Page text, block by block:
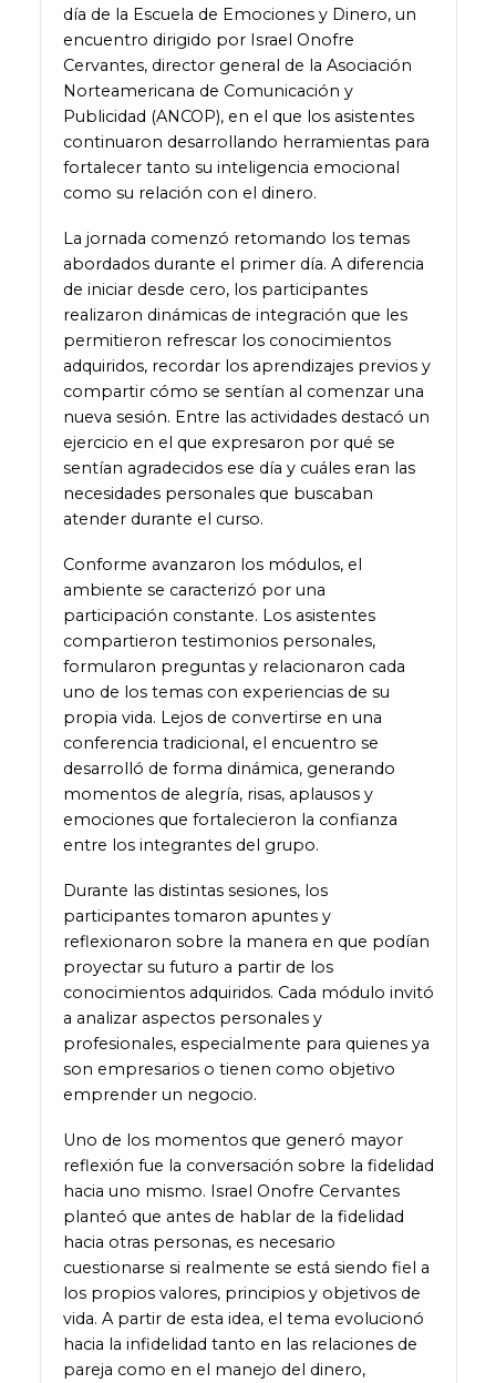
día de la Escuela de Emociones y Dinero, un
encuentro dirigido por Israel Onofre
Cervantes, director general de la Asociación
Norteamericana de Comunicación y
Publicidad (ANCOP), en el que los asistentes
continuaron desarrollando herramientas para
fortalecer tanto su inteligencia emocional
como su relación con el dinero.
La jornada comenzó retomando los temas
abordados durante el primer día. A diferencia
de iniciar desde cero, los participantes
realizaron dinámicas de integración que les
permitieron refrescar los conocimientos
adquiridos, recordar los aprendizajes previos y
compartir cómo se sentían al comenzar una
nueva sesión. Entre las actividades destacó un
ejercicio en el que expresaron por qué se
sentían agradecidos ese día y cuáles eran las
necesidades personales que buscaban
atender durante el curso.
Conforme avanzaron los módulos, el
ambiente se caracterizó por una
participación constante. Los asistentes
compartieron testimonios personales,
formularon preguntas y relacionaron cada
uno de los temas con experiencias de su
propia vida. Lejos de convertirse en una
conferencia tradicional, el encuentro se
desarrolló de forma dinámica, generando
momentos de alegría, risas, aplausos y
emociones que fortalecieron la confianza
entre los integrantes del grupo.
Durante las distintas sesiones, los
participantes tomaron apuntes y
reflexionaron sobre la manera en que podían
proyectar su futuro a partir de los
conocimientos adquiridos. Cada módulo invitó
a analizar aspectos personales y
profesionales, especialmente para quienes ya
son empresarios o tienen como objetivo
emprender un negocio.
Uno de los momentos que generó mayor
reflexión fue la conversación sobre la fidelidad
hacia uno mismo. Israel Onofre Cervantes
planteó que antes de hablar de la fidelidad
hacia otras personas, es necesario
cuestionarse si realmente se está siendo fiel a
los propios valores, principios y objetivos de
vida. A partir de esta idea, el tema evolucionó
hacia la infidelidad tanto en las relaciones de
pareja como en el manejo del dinero,